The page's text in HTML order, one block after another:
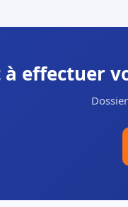
à effectuer